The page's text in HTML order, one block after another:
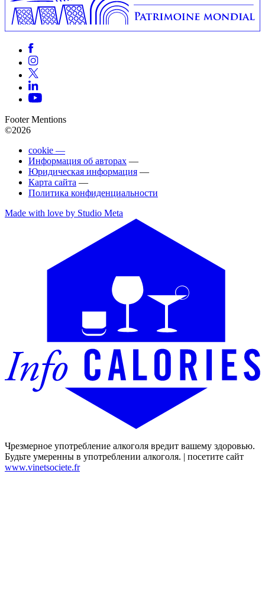
Footer Mentions
©2026
cookie —
Информация об авторах —
Юридическая информация —
Карта сайта —
Политика конфиденциальности
Made with love by Studio Meta
Чрезмерное употребление алкоголя вредит вашему здоровью.
Будьте умеренны в употреблении алкоголя. | посетите сайт
www.vinetsociete.fr